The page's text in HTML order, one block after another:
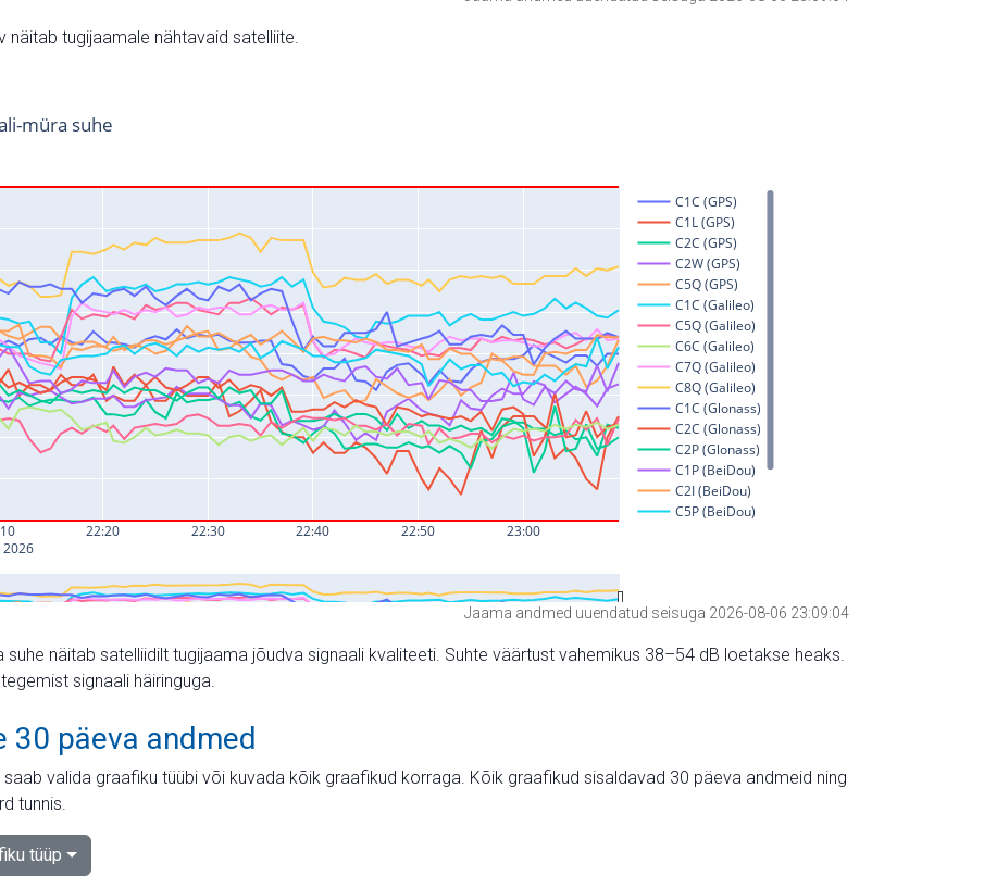
näitab tugijaamale nähtavaid satelliite.
Jaama andmed uuendatud seisuga 2026-08-06 23:09:04
suhe näitab satelliidilt tugijaama jõudva signaali kvaliteeti. Suhte väärtust vahemikus 38–54 dB loetakse heaks.
signaali häiringuga.
30 päeva andmed
saab valida graafiku tüübi või kuvada kõik graafikud korraga. Kõik graafikud sisaldavad 30 päeva andmeid ning
tunnis.
tüüp